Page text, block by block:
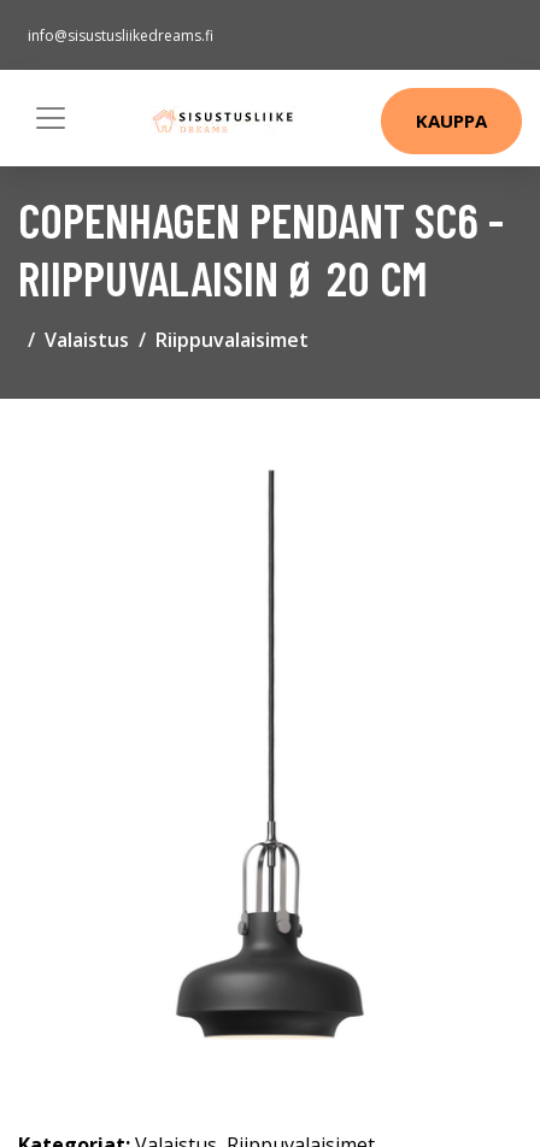
info@sisustusliikedreams.fi
KAUPPA
COPENHAGEN PENDANT SC6 -
RIIPPUVALAISIN Ø 20 CM
Valaistus Riippuvalaisimet